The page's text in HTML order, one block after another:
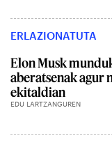
ERLAZIONATUTA
Elon Musk
aberatsenak agur
ekitaldian
EDU LARTZANGUREN